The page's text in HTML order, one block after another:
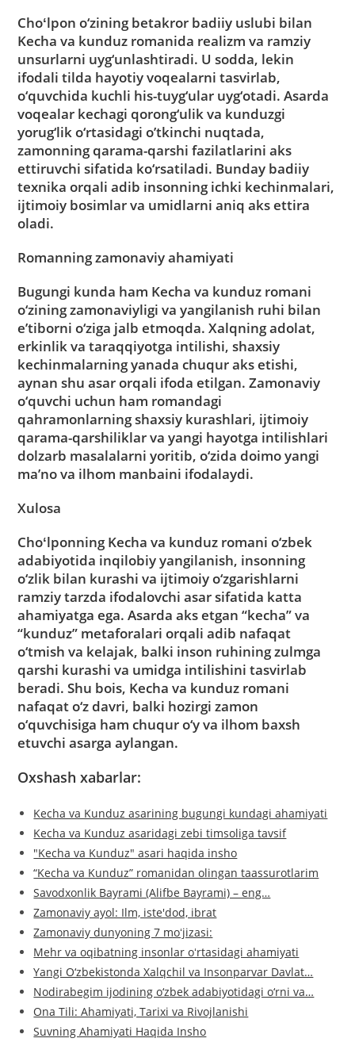
Choʻlpon o‘zining betakror badiiy uslubi bilan
Kecha va kunduz romanida realizm va ramziy
unsurlarni uyg‘unlashtiradi. U sodda, lekin
ifodali tilda hayotiy voqealarni tasvirlab,
o‘quvchida kuchli his-tuyg‘ular uyg‘otadi. Asarda
voqealar kechagi qorong‘ulik va kunduzgi
yorug‘lik o‘rtasidagi o’tkinchi nuqtada,
zamonning qarama-qarshi fazilatlarini aks
ettiruvchi sifatida ko‘rsatiladi. Bunday badiiy
texnika orqali adib insonning ichki kechinmalari,
ijtimoiy bosimlar va umidlarni aniq aks ettira
oladi.
Romanning zamonaviy ahamiyati
Bugungi kunda ham Kecha va kunduz romani
o‘zining zamonaviyligi va yangilanish ruhi bilan
e’tiborni o‘ziga jalb etmoqda. Xalqning adolat,
erkinlik va taraqqiyotga intilishi, shaxsiy
kechinmalarning yanada chuqur aks etishi,
aynan shu asar orqali ifoda etilgan. Zamonaviy
o‘quvchi uchun ham romandagi
qahramonlarning shaxsiy kurashlari, ijtimoiy
qarama-qarshiliklar va yangi hayotga intilishlari
dolzarb masalalarni yoritib, o‘zida doimo yangi
ma’no va ilhom manbaini ifodalaydi.
Xulosa
Choʻlponning Kecha va kunduz romani o‘zbek
adabiyotida inqilobiy yangilanish, insonning
o‘zlik bilan kurashi va ijtimoiy o‘zgarishlarni
ramziy tarzda ifodalovchi asar sifatida katta
ahamiyatga ega. Asarda aks etgan “kecha” va
“kunduz” metaforalari orqali adib nafaqat
o‘tmish va kelajak, balki inson ruhining zulmga
qarshi kurashi va umidga intilishini tasvirlab
beradi. Shu bois, Kecha va kunduz romani
nafaqat o‘z davri, balki hozirgi zamon
o‘quvchisiga ham chuqur o‘y va ilhom baxsh
etuvchi asarga aylangan.
Oxshash xabarlar:
Kecha va Kunduz asarining bugungi kundagi ahamiyati
Kecha va Kunduz asaridagi zebi timsoliga tavsif
"Kecha va Kunduz" asari haqida insho
“Kecha va Kunduz” romanidan olingan taassurotlarim
Savodxonlik Bayrami (Alifbe Bayrami) – eng…
Zamonaviy ayol: Ilm, iste'dod, ibrat
Zamonaviy dunyoning 7 moʻjizasi:
Mehr va oqibatning insonlar oʻrtasidagi ahamiyati
Yangi O‘zbekistonda Xalqchil va Insonparvar Davlat…
Nodirabegim ijodining o‘zbek adabiyotidagi o‘rni va…
Ona Tili: Ahamiyati, Tarixi va Rivojlanishi
Suvning Ahamiyati Haqida Insho